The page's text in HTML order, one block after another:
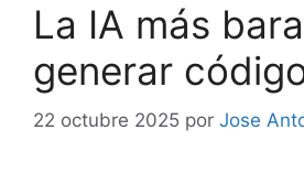
La IA más
generar
22 octubre 2025 por Jose